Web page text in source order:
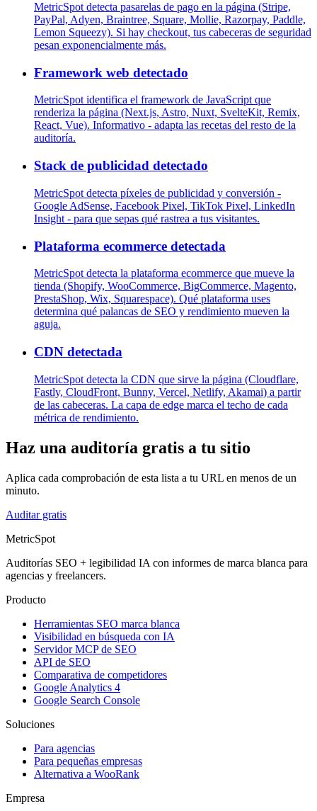
MetricSpot detecta pasarelas de pago en la página (Stripe,
PayPal, Adyen, Braintree, Square, Mollie, Razorpay, Paddle,
Lemon Squeezy). Si hay checkout, tus cabeceras de seguridad
pesan exponencialmente más.
Framework web detectado
MetricSpot identifica el framework de JavaScript que
renderiza la página (Next.js, Astro, Nuxt, SvelteKit, Remix,
React, Vue). Informativo - adapta las recetas del resto de la
auditoría.
Stack de publicidad detectado
MetricSpot detecta píxeles de publicidad y conversión -
Google AdSense, Facebook Pixel, TikTok Pixel, LinkedIn
Insight - para que sepas qué rastrea a tus visitantes.
Plataforma ecommerce detectada
MetricSpot detecta la plataforma ecommerce que mueve la
tienda (Shopify, WooCommerce, BigCommerce, Magento,
PrestaShop, Wix, Squarespace). Qué plataforma uses
determina qué palancas de SEO y rendimiento mueven la
aguja.
CDN detectada
MetricSpot detecta la CDN que sirve la página (Cloudflare,
Fastly, CloudFront, Bunny, Vercel, Netlify, Akamai) a partir
de las cabeceras. La capa de edge marca el techo de cada
métrica de rendimiento.
Haz una auditoría gratis a tu sitio
Aplica cada comprobación de esta lista a tu URL en menos de un
minuto.
Auditar gratis
MetricSpot
Auditorías SEO + legibilidad IA con informes de marca blanca para
agencias y freelancers.
Producto
Herramientas SEO marca blanca
Visibilidad en búsqueda con IA
Servidor MCP de SEO
API de SEO
Comparativa de competidores
Google Analytics 4
Google Search Console
Soluciones
Para agencias
Para pequeñas empresas
Alternativa a WooRank
Empresa